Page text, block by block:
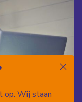
op. Wij staan